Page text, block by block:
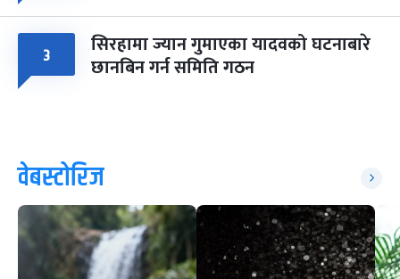
३ सिरहामा ज्यान गुमाएका यादवको घटनाबारे
छानबिन गर्न समिति गठन
वेबस्टोरिज